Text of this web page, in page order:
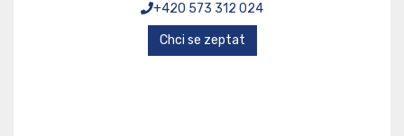
+420 573 312 024
Chci se zeptat